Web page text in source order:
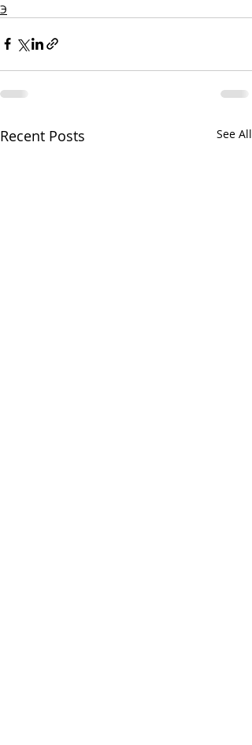
Э
Recent Posts See All